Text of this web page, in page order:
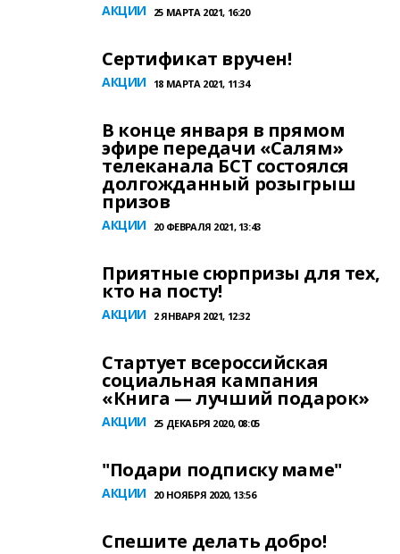
АКЦИИ 25 МАРТА 2021, 16:20
Сертификат вручен!
АКЦИИ 18 МАРТА 2021, 11:34
В конце января в прямом
эфире передачи «Салям»
телеканала БСТ состоялся
долгожданный розыгрыш
призов
АКЦИИ 20 ФЕВРАЛЯ 2021, 13:43
Приятные сюрпризы для тех,
кто на посту!
АКЦИИ 2 ЯНВАРЯ 2021, 12:32
Стартует всероссийская
социальная кампания
«Книга — лучший подарок»
АКЦИИ 25 ДЕКАБРЯ 2020, 08:05
"Подари подписку маме"
АКЦИИ 20 НОЯБРЯ 2020, 13:56
Спешите делать добро!